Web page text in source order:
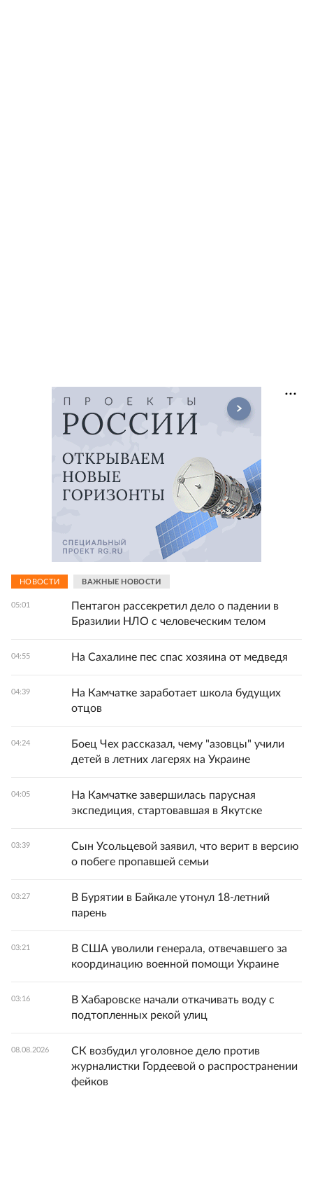
НОВОСТИ ВАЖНЫЕ НОВОСТИ
05:01
Пентагон рассекретил дело о падении в
Бразилии НЛО с человеческим телом
04:55 На Сахалине пес спас хозяина от медведя
04:39
На Камчатке заработает школа будущих
отцов
04:24
Боец Чех рассказал, чему "азовцы" учили
детей в летних лагерях на Украине
04:05
На Камчатке завершилась парусная
экспедиция, стартовавшая в Якутске
03:39
Сын Усольцевой заявил, что верит в версию
о побеге пропавшей семьи
03:27
В Бурятии в Байкале утонул 18-летний
парень
03:21
В США уволили генерала, отвечавшего за
координацию военной помощи Украине
03:16
В Хабаровске начали откачивать воду с
подтопленных рекой улиц
08.08.2026
СК возбудил уголовное дело против
журналистки Гордеевой о распространении
фейков